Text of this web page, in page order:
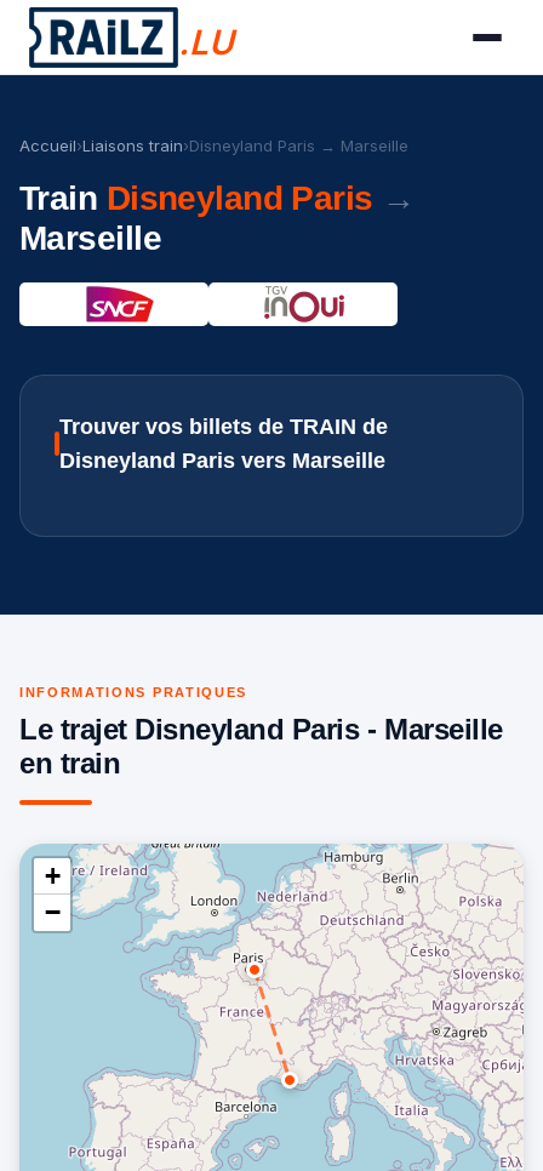
.LU
Accueil›Liaisons train›Disneyland Paris → Marseille
Train Disneyland Paris →
Marseille
Trouver vos billets de TRAIN de
Disneyland Paris vers Marseille
INFORMATIONS PRATIQUES
Le trajet Disneyland Paris - Marseille
en train
+
−